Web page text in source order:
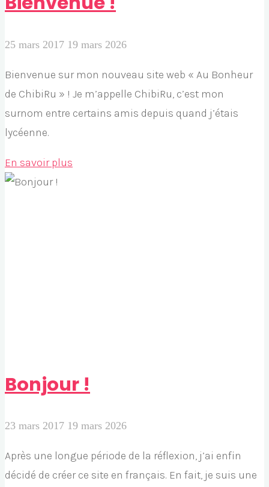
25 mars 2017 19 mars 2026
Bienvenue sur mon nouveau site web « Au Bonheur
de ChibiRu » ! Je m’appelle ChibiRu, c’est mon
surnom entre certains amis depuis quand j’étais
lycéenne.
En savoir plus
Bonjour !
23 mars 2017 19 mars 2026
Après une longue période de la réflexion, j’ai enfin
décidé de créer ce site en français. En fait, je suis une